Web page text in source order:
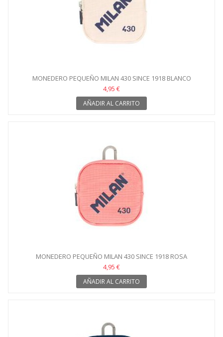
MONEDERO PEQUEÑO MILAN 430 SINCE 1918 BLANCO
4,95 €
AÑADIR AL CARRITO
MONEDERO PEQUEÑO MILAN 430 SINCE 1918 ROSA
4,95 €
AÑADIR AL CARRITO